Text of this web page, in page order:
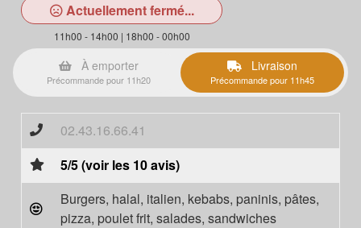
Actuellement fermé...
11h00 - 14h00 | 18h00 - 00h00
À emporter
Précommande pour 11h20
Livraison
Précommande pour 11h45
02.43.16.66.41
5/5 (voir les 10 avis)
Burgers, halal, italien, kebabs, paninis, pâtes,
pizza, poulet frit, salades, sandwiches